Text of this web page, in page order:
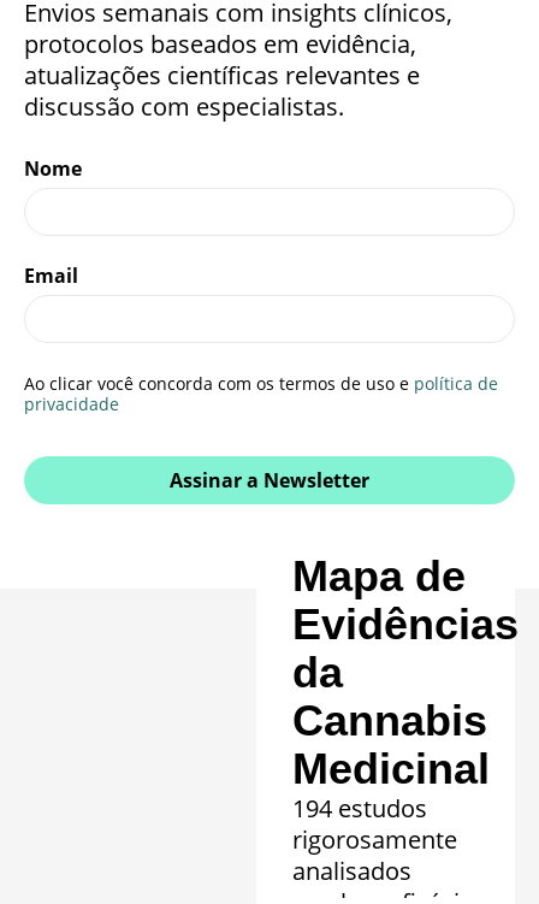
Envios semanais com insights clínicos,
protocolos baseados em evidência,
atualizações científicas relevantes e
discussão com especialistas.
Nome
Email
Ao clicar você concorda com os termos de uso e política de
privacidade
Assinar a Newsletter
Mapa de
Evidências
da
Cannabis
Medicinal
194 estudos
rigorosamente
analisados